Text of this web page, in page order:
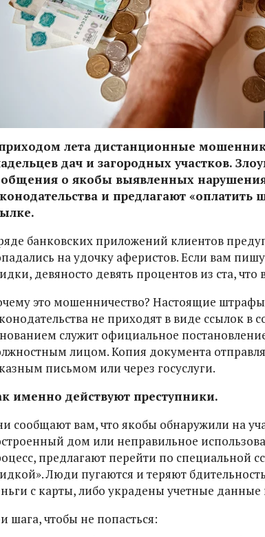
лета дистанционные
дач и загородных участков.
о якобы выявленных
и предлагают «оплатить
банковских приложений клиентов
на удочку аферистов. Если вам
девяносто девять процентов из ста, что
это мошенничество? Настоящие
не приходят в виде ссылок в
служит официальное
лицом. Копия документа
письмом или через госуслуги.
именно действуют преступники.
сообщают вам, что якобы обнаружили на
дом или неправильное
предлагают перейти по специальной
Люди пугаются и теряют
с карты, либо украдены учетные данные
шага, чтобы не попасться: